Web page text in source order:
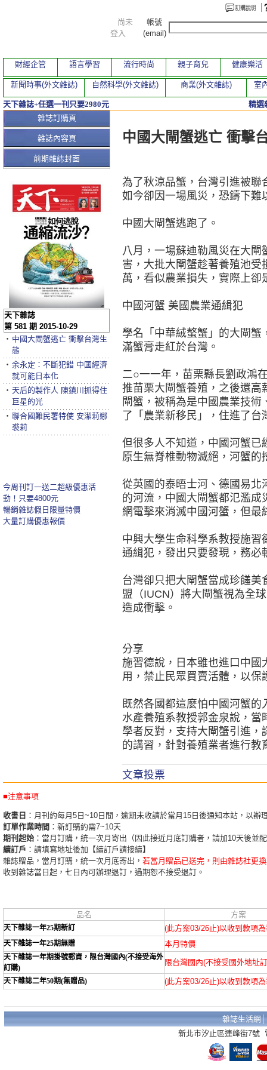
本期文章
中國大閘蟹逃亡 衝擊
為了秋涼品蟹，台灣引進被聯
如今卻因一場風災，恐鑄下難
中國大閘蟹逃跑了。
八月，一場蘇迪勒風災在大
害，大批大閘蟹趁著養殖池
萬，看似農業損失，實際上卻
中國河蟹 美國農業通緝犯
學名「中華絨螯蟹」的大閘
滿蟹膏走紅於台灣。
二○一一年，苗栗縣長劉政鴻
推苗栗大閘蟹養殖，之後還高
閘蟹，被稱為是中國農業技
了「農業新移民」，住進了台
但很多人不知道，中國河蟹已
原生無脊椎動物滅絕，河蟹
從英國的泰晤士河、德國易北
的河流，中國大閘蟹都氾濫
網電擊來消滅中國河蟹，但最
中興大學生命科學系教授施
通緝犯，發出只要發現，務必
台灣卻只把大閘蟹當成珍饈
盟（IUCN）將大閘蟹視為全
造成衝擊。
分享
施習德說，日本雖也進口中國
用，禁止民眾買賣活體，以保
既然各國都這麼怕中國河蟹
水產養殖系教授郭金泉說，
學者反對，支持大閘蟹引進
的講習，針對養殖業者進行
文章投票
雜誌訂購頁
雜誌內容頁
前期雜誌封面
天下雜誌
第 581 期 2015-10-29
‧ 中國大閘蟹逃亡 衝擊台灣生
態
‧ 余永定：不斷犯錯 中國經濟
就可能日本化
‧ 天后的製作人 陳鎮川抓得住
巨星的光
‧ 聯合國難民署特使 安潔莉娜
裘莉
今周刊訂一送二超級優惠活
動！只要4800元
暢銷雜誌假日限量特價
大量訂購優惠報價
尚未
登入
帳號
(email)
財經企管 語言學習 流行時尚 親子育兒 健康樂活
新聞時事(外文雜誌) 自然科學(外文雜誌) 商業(外文雜誌) 室
天下雜誌+任選一刊只要2980元 精選
■注意事項
收書日 ：月刊約每月5日~10日間，逾期未收請於當月15日後通知本站，以辦
訂單作業時間 ：新訂購約需7~10天
期刊起始 ：當月訂購，統一次月寄出（因此接近月底訂購者，請加10天後並
續訂戶 ：請填寫地址後加【續訂戶請接續】
雜誌贈品，當月訂購，統一次月底寄出， 若當月贈品已送完，則由雜誌社更
收到雜誌當日起，七日內可辦理退訂，過期恕不接受退訂。
品名 方案
天下雜誌一年25期新訂 (此方案03/26止)以收到款項
天下雜誌一年25期無贈 本月特價
天下雜誌一年期掛號郵資，限台灣國內(不接受海外
訂購)
限台灣國內(不接受國外地址
天下雜誌二年50期(無贈品) (此方案03/26止)以收到款項
雜誌生活網
新北市汐止區連峰街7號